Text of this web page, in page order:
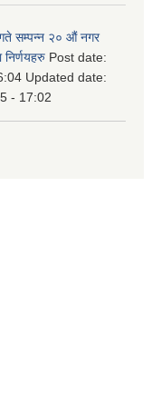
सम्पन्न २० औं नगर
निर्णयहरु Post date:
Updated date:
- 17:02